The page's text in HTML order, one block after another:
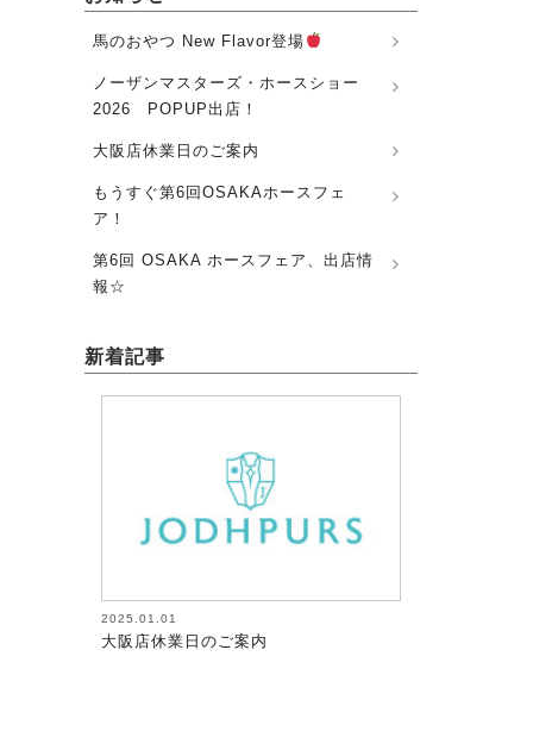
馬のおやつ New Flavor登場
ノーザンマスターズ・ホースショー
2026 POPUP出店！
大阪店休業日のご案内
もうすぐ第6回OSAKAホースフェ
ア！
第6回 OSAKA ホースフェア、出店情
報☆
新着記事
2026.08.05
馬術（17）【～馬にたずさわる人全て